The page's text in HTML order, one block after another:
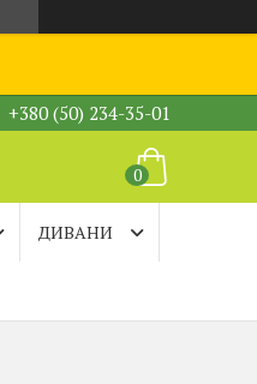
+380 (50) 234-35-01
ДИВАНИ